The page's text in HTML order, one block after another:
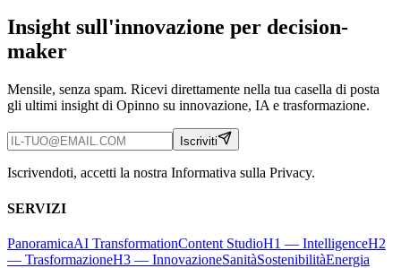
Insight sull'innovazione per decision-
maker
Mensile, senza spam. Ricevi direttamente nella tua casella di posta
gli ultimi insight di Opinno su innovazione, IA e trasformazione.
Iscriviti
Iscrivendoti, accetti la nostra Informativa sulla Privacy.
SERVIZI
PanoramicaAI TransformationContent StudioH1 — IntelligenceH2
— TrasformazioneH3 — InnovazioneSanitàSostenibilitàEnergia